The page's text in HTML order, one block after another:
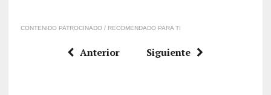
CONTENIDO PATROCINADO / RECOMENDADO PARA TI
Anterior Siguiente